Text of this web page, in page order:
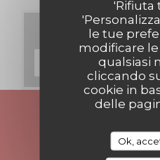
'Rifiuta
le tue
modificare
qualsiasi
cliccando
cookie in
delle
Ok,
SCOPRI LA
Iscriversi alla nostra
personalizzate e